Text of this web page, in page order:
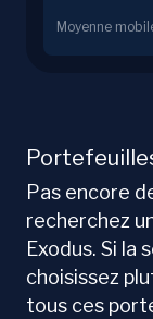
Pas encore
recherchez
Exodus. Si
choisissez
tous ces